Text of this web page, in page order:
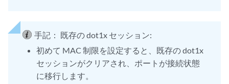
手記： 既存の dot1x セッション:
初めて MAC 制限を設定すると、既存の dot1x
セッションがクリアされ、ポートが接続状態
に移行します。